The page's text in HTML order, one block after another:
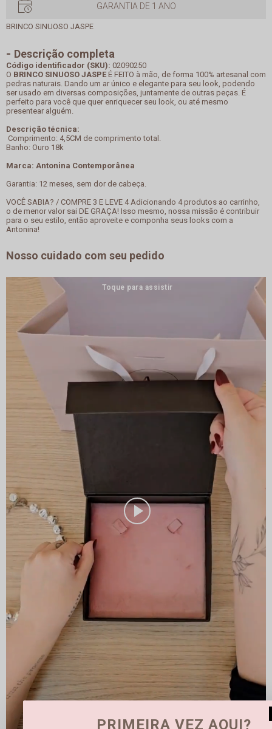
GARANTIA DE 1 ANO
BRINCO SINUOSO JASPE
Descrição completa
Código identificador (SKU): 02090250
O BRINCO SINUOSO JASPEÉ FEITO à mão, de forma 100% artesanal com
pedras naturais. Dando um ar único e elegante para seu look, podendo
ser usado em diversas composições, juntamente de outras peças. É
perfeito para você que quer enriquecer seu look, ou até mesmo
presentear alguém.
Descrição técnica:
Comprimento: 4,5CM de comprimento total.
Banho: Ouro 18k
Marca: Antonina Contemporânea
Garantia: 12 meses, sem dor de cabeça.
VOCÊ SABIA? / COMPRE 3 E LEVE 4 Adicionando 4 produtos ao carrinho,
o de menor valor sai DE GRAÇA! Isso mesmo, nossa missão é contribuir
para o seu estilo, então aproveite e componha seus looks com a
Antonina!
Nosso cuidado com seu pedido
PRIMEIRA VEZ AQUI?